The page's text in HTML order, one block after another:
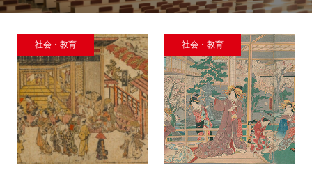
社会・教育 社会・教育